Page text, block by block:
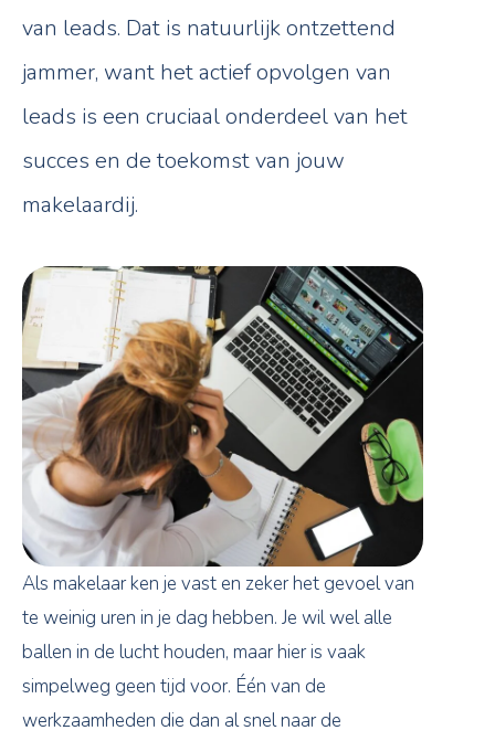
van leads. Dat is natuurlijk ontzettend
jammer, want het actief opvolgen van
leads is een cruciaal onderdeel van het
succes en de toekomst van jouw
makelaardij.
Als makelaar ken je vast en zeker het gevoel van
te weinig uren in je dag hebben. Je wil wel alle
ballen in de lucht houden, maar hier is vaak
simpelweg geen tijd voor. Één van de
werkzaamheden die dan al snel naar de